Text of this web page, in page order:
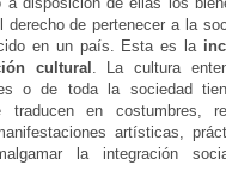
derecho de pertenecer a la
en un país. Esta es la
cultural . La cultura
o de toda la sociedad
en costumbres,
artísticas,
la integración